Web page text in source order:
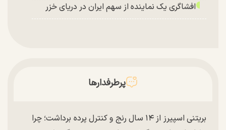
افشاگری یک نماینده از سهم ایران در دریای خزر
پرطرفدارها
بریتنی اسپیرز از ۱۴ سال رنج و کنترل پرده برداشت؛ چرا